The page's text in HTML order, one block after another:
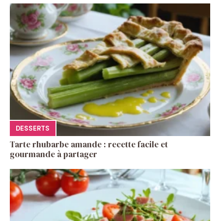
DESSERTS
Tarte rhubarbe amande : recette facile et
gourmande à partager